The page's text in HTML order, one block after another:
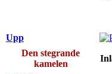
Upp
Den stegrande
kamelen